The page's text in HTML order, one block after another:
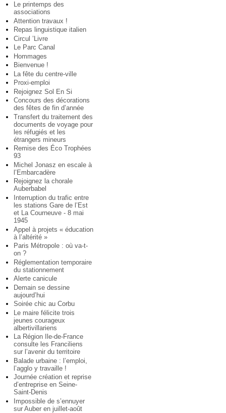
Le printemps des
associations
Attention travaux !
Repas linguistique italien
Circul ’Livre
Le Parc Canal
Hommages
Bienvenue !
La fête du centre-ville
Proxi-emploi
Rejoignez Sol En Si
Concours des décorations
des fêtes de fin d’année
Transfert du traitement des
documents de voyage pour
les réfugiés et les
étrangers mineurs
Remise des Éco Trophées
93
Michel Jonasz en escale à
l’Embarcadère
Rejoignez la chorale
Auberbabel
Interruption du trafic entre
les stations Gare de l’Est
et La Courneuve - 8 mai
1945
Appel à projets « éducation
à l’altérité »
Paris Métropole : où va-t-
on ?
Réglementation temporaire
du stationnement
Alerte canicule
Demain se dessine
aujourd’hui
Soirée chic au Corbu
Le maire félicite trois
jeunes courageux
albertivillariens
La Région Ile-de-France
consulte les Franciliens
sur l’avenir du territoire
Balade urbaine : l’emploi,
l’agglo y travaille !
Journée création et reprise
d’entreprise en Seine-
Saint-Denis
Impossible de s’ennuyer
sur Auber en juillet-août